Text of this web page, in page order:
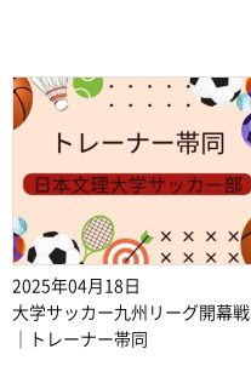
2025年04月18日
大学サッカー九州リーグ開幕戦
｜トレーナー帯同